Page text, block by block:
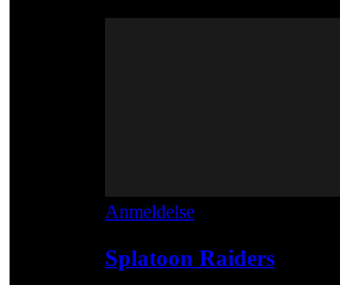
Anmeldelse
Splatoon Raiders